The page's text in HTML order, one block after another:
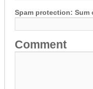
Spam protection: Sum
Comment